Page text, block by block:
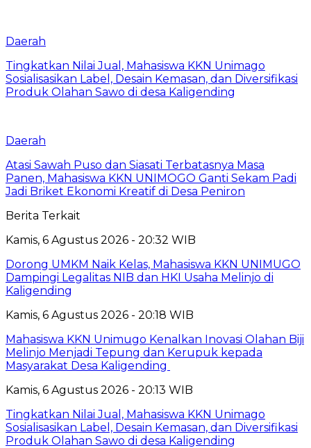
Daerah
Tingkatkan Nilai Jual, Mahasiswa KKN Unimago
Sosialisasikan Label, Desain Kemasan, dan Diversifikasi
Produk Olahan Sawo di desa Kaligending
Daerah
Atasi Sawah Puso dan Siasati Terbatasnya Masa
Panen, Mahasiswa KKN UNIMOGO Ganti Sekam Padi
Jadi Briket Ekonomi Kreatif di Desa Peniron
Berita Terkait
Kamis, 6 Agustus 2026 - 20:32 WIB
Dorong UMKM Naik Kelas, Mahasiswa KKN UNIMUGO
Dampingi Legalitas NIB dan HKI Usaha Melinjo di
Kaligending
Kamis, 6 Agustus 2026 - 20:18 WIB
Mahasiswa KKN Unimugo Kenalkan Inovasi Olahan Biji
Melinjo Menjadi Tepung dan Kerupuk kepada
Masyarakat Desa Kaligending
Kamis, 6 Agustus 2026 - 20:13 WIB
Tingkatkan Nilai Jual, Mahasiswa KKN Unimago
Sosialisasikan Label, Desain Kemasan, dan Diversifikasi
Produk Olahan Sawo di desa Kaligending